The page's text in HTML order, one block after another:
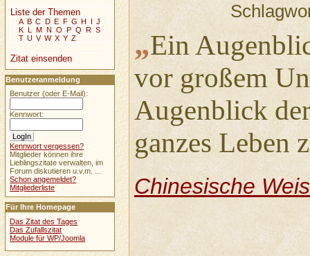
„Ein
vor großem
Augenblick
ganzes Leben
Chinesische
Liste der Themen
A B C D E F G H I J
K L M N O P Q R S
T U V W X Y Z
Zitat einsenden
Benutzeranmeldung
Benutzer (oder E-Mail):
Kennwort:
Kennwort vergessen?
Mitglieder können ihre
Lieblingszitate verwalten, im
Forum diskutieren u.v.m. ...
Schon angemeldet?
Mitgliederliste
Für Ihre Homepage
Das Zitat des Tages
Das Zufallszitat
Module für WP/Joomla